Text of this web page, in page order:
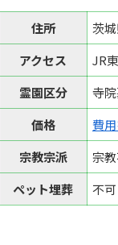
住所
茨
アクセス
JR
霊園区分
寺
価格
費
宗教宗派
宗
ペット埋葬
不可